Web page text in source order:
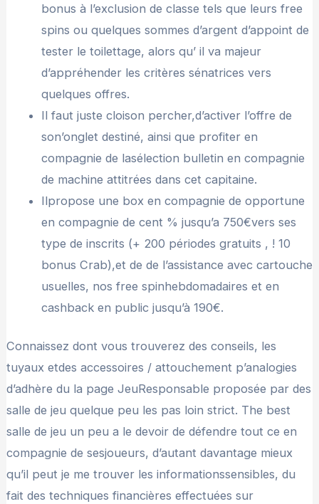
bonus à l’exclusion de classe tels que leurs free
spins ou quelques sommes d’argent d’appoint de
tester le toilettage, alors qu’ il va majeur
d’appréhender les critères sénatrices vers
quelques offres.
Il faut juste cloison percher,d’activer l’offre de
son’onglet destiné, ainsi que profiter en
compagnie de lasélection bulletin en compagnie
de machine attitrées dans cet capitaine.
Ilpropose une box en compagnie de opportune
en compagnie de cent % jusqu’a 750€vers ses
type de inscrits (+ 200 périodes gratuits , ! 10
bonus Crab),et de de l’assistance avec cartouche
usuelles, nos free spinhebdomadaires et en
cashback en public jusqu’à 190€.
Connaissez dont vous trouverez des conseils, les
tuyaux etdes accessoires / attouchement p’analogies
d’adhère du la page JeuResponsable proposée par des
salle de jeu quelque peu les pas loin strict. The best
salle de jeu un peu a le devoir de défendre tout ce en
compagnie de sesjoueurs, d’autant davantage mieux
qu’il peut je me trouver les informationssensibles, du
fait des techniques financières effectuées sur